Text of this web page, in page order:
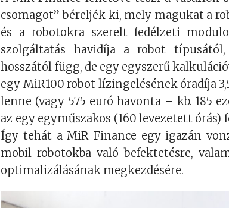
csomagot” béreljék ki, mely magukat a
és a robotokra szerelt fedélzeti
szolgáltatás havidíja a robot
hosszától függ, de egy egyszerű
egy MiR100 robot lízingelésének óradíja
lenne (vagy 575 euró havonta – kb. 185
az egy egyműszakos (160 levezetett
Így tehát a MiR Finance egy igazán
mobil robotokba való befektetésre,
optimalizálásának megkezdésére.